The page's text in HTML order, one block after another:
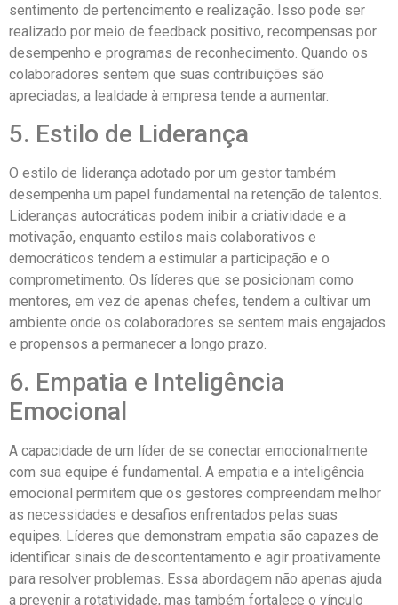
sentimento de pertencimento e realização. Isso pode ser
realizado por meio de feedback positivo, recompensas por
desempenho e programas de reconhecimento. Quando os
colaboradores sentem que suas contribuições são
apreciadas, a lealdade à empresa tende a aumentar.
5. Estilo de Liderança
O estilo de liderança adotado por um gestor também
desempenha um papel fundamental na retenção de talentos.
Lideranças autocráticas podem inibir a criatividade e a
motivação, enquanto estilos mais colaborativos e
democráticos tendem a estimular a participação e o
comprometimento. Os líderes que se posicionam como
mentores, em vez de apenas chefes, tendem a cultivar um
ambiente onde os colaboradores se sentem mais engajados
e propensos a permanecer a longo prazo.
6. Empatia e Inteligência
Emocional
A capacidade de um líder de se conectar emocionalmente
com sua equipe é fundamental. A empatia e a inteligência
emocional permitem que os gestores compreendam melhor
as necessidades e desafios enfrentados pelas suas
equipes. Líderes que demonstram empatia são capazes de
identificar sinais de descontentamento e agir proativamente
para resolver problemas. Essa abordagem não apenas ajuda
a prevenir a rotatividade, mas também fortalece o vínculo